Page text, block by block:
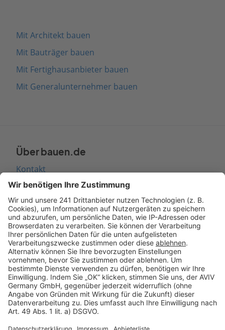
Mit Architekt bauen
Mit Bauträger bauen
Mit Fertighausanbieter bauen
Mit Generalunternehmer bauen
Über bauen.de
Kontakt
Seitenaufbau
Barrierefreiheit
Cookie Einstellungen
Rechtliches
AGB-Übersicht
Datenschutz
Impressum